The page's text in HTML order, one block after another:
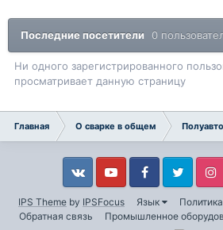
Последние посетители 0
Ни одного зарегистрированного
просматривает данную страницу
Главная О сварке в общем
IPS Theme by IPSFocus Язык
Обратная связь
Промышленное
VkontakteYouTube FacebookTwitter